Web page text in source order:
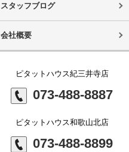
スタッフブログ
会社概要
ピタットハウス紀三井寺店
073-488-8887
ピタットハウス和歌山北店
073-488-8899